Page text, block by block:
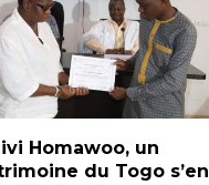
Homawoo, un
du Togo s’en